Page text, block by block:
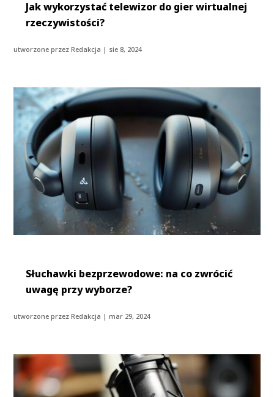
Jak wykorzystać telewizor do gier wirtualnej
rzeczywistości?
utworzone przezRedakcja | sie 8, 2024
Słuchawki bezprzewodowe: na co zwrócić
uwagę przy wyborze?
utworzone przezRedakcja |mar 29, 2024